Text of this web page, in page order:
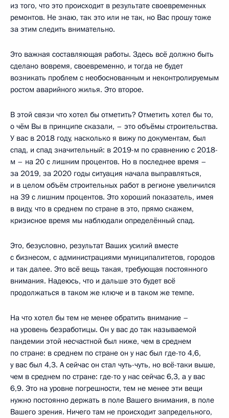
из того, что это происходит в результате своевременных
ремонтов. Не знаю, так это или не так, но Вас прошу тоже
за этим следить внимательно.
Это важная составляющая работы. Здесь всё должно быть
сделано вовремя, своевременно, и тогда не будет
возникать проблем с необоснованным и неконтролируемым
ростом аварийного жилья. Это второе.
В этой связи что хотел бы отметить? Отметить хотел бы то,
о чём Вы в принципе сказали, – это объёмы строительства.
У вас в 2018 году, насколько я вижу по документам, был
спад, и спад значительный: в 2019-м по сравнению с 2018-
м – на 20 с лишним процентов. Но в последнее время –
за 2019, за 2020 годы ситуация начала выправляться,
и в целом объём строительных работ в регионе увеличился
на 39 с лишним процентов. Это хороший показатель, имея
в виду, что в среднем по стране в это, прямо скажем,
кризисное время мы наблюдали определённый спад.
Это, безусловно, результат Ваших усилий вместе
с бизнесом, с администрациями муниципалитетов, городов
и так далее. Это всё вещь такая, требующая постоянного
внимания. Надеюсь, что и дальше это будет всё
продолжаться в таком же ключе и в таком же темпе.
На что хотел бы тем не менее обратить внимание –
на уровень безработицы. Он у вас до так называемой
пандемии этой несчастной был ниже, чем в среднем
по стране: в среднем по стране он у нас был где-то 4,6,
у вас был 4,3. А сейчас он стал чуть-чуть, но всё-таки выше,
чем в среднем по стране: где-то у нас сейчас 6,3, а у вас
6,9. Это на уровне погрешности, тем не менее эти вещи
нужно постоянно держать в поле Вашего внимания, в поле
Вашего зрения. Ничего там не происходит запредельного,